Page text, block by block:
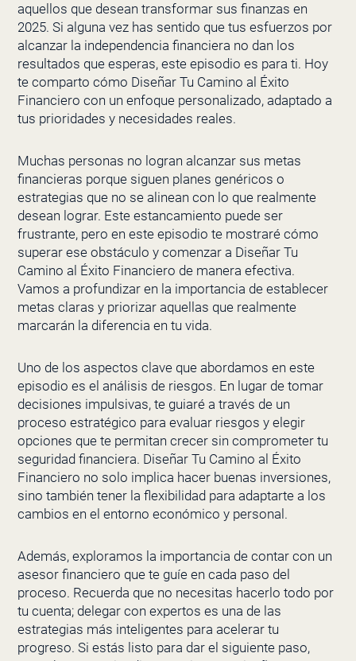
aquellos que desean transformar sus finanzas en
2025. Si alguna vez has sentido que tus esfuerzos por
alcanzar la independencia financiera no dan los
resultados que esperas, este episodio es para ti. Hoy
te comparto cómo Diseñar Tu Camino al Éxito
Financiero con un enfoque personalizado, adaptado a
tus prioridades y necesidades reales.
Muchas personas no logran alcanzar sus metas
financieras porque siguen planes genéricos o
estrategias que no se alinean con lo que realmente
desean lograr. Este estancamiento puede ser
frustrante, pero en este episodio te mostraré cómo
superar ese obstáculo y comenzar a Diseñar Tu
Camino al Éxito Financiero de manera efectiva.
Vamos a profundizar en la importancia de establecer
metas claras y priorizar aquellas que realmente
marcarán la diferencia en tu vida.
Uno de los aspectos clave que abordamos en este
episodio es el análisis de riesgos. En lugar de tomar
decisiones impulsivas, te guiaré a través de un
proceso estratégico para evaluar riesgos y elegir
opciones que te permitan crecer sin comprometer tu
seguridad financiera. Diseñar Tu Camino al Éxito
Financiero no solo implica hacer buenas inversiones,
sino también tener la flexibilidad para adaptarte a los
cambios en el entorno económico y personal.
Además, exploramos la importancia de contar con un
asesor financiero que te guíe en cada paso del
proceso. Recuerda que no necesitas hacerlo todo por
tu cuenta; delegar con expertos es una de las
estrategias más inteligentes para acelerar tu
progreso. Si estás listo para dar el siguiente paso,